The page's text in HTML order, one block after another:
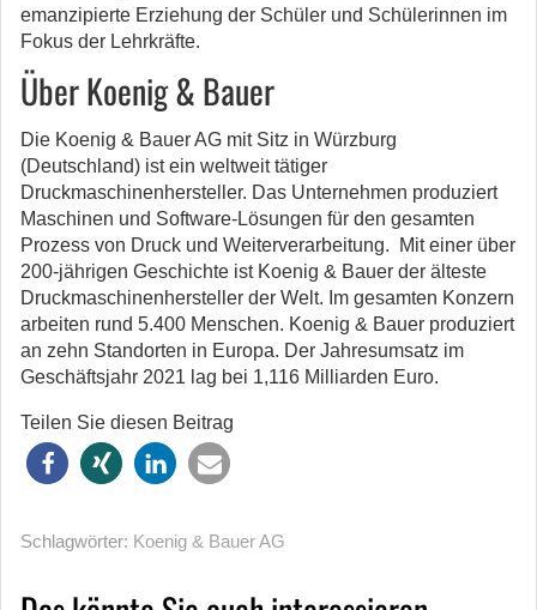
emanzipierte Erziehung der Schüler und Schülerinnen im
Fokus der Lehrkräfte.
Über Koenig & Bauer
Die Koenig & Bauer AG mit Sitz in Würzburg
(Deutschland) ist ein weltweit tätiger
Druckmaschinenhersteller. Das Unternehmen produziert
Maschinen und Software-Lösungen für den gesamten
Prozess von Druck und Weiterverarbeitung. Mit einer über
200-jährigen Geschichte ist Koenig & Bauer der älteste
Druckmaschinenhersteller der Welt. Im gesamten Konzern
arbeiten rund 5.400 Menschen. Koenig & Bauer produziert
an zehn Standorten in Europa. Der Jahresumsatz im
Geschäftsjahr 2021 lag bei 1,116 Milliarden Euro.
Teilen Sie diesen Beitrag
Schlagwörter: Koenig & Bauer AG